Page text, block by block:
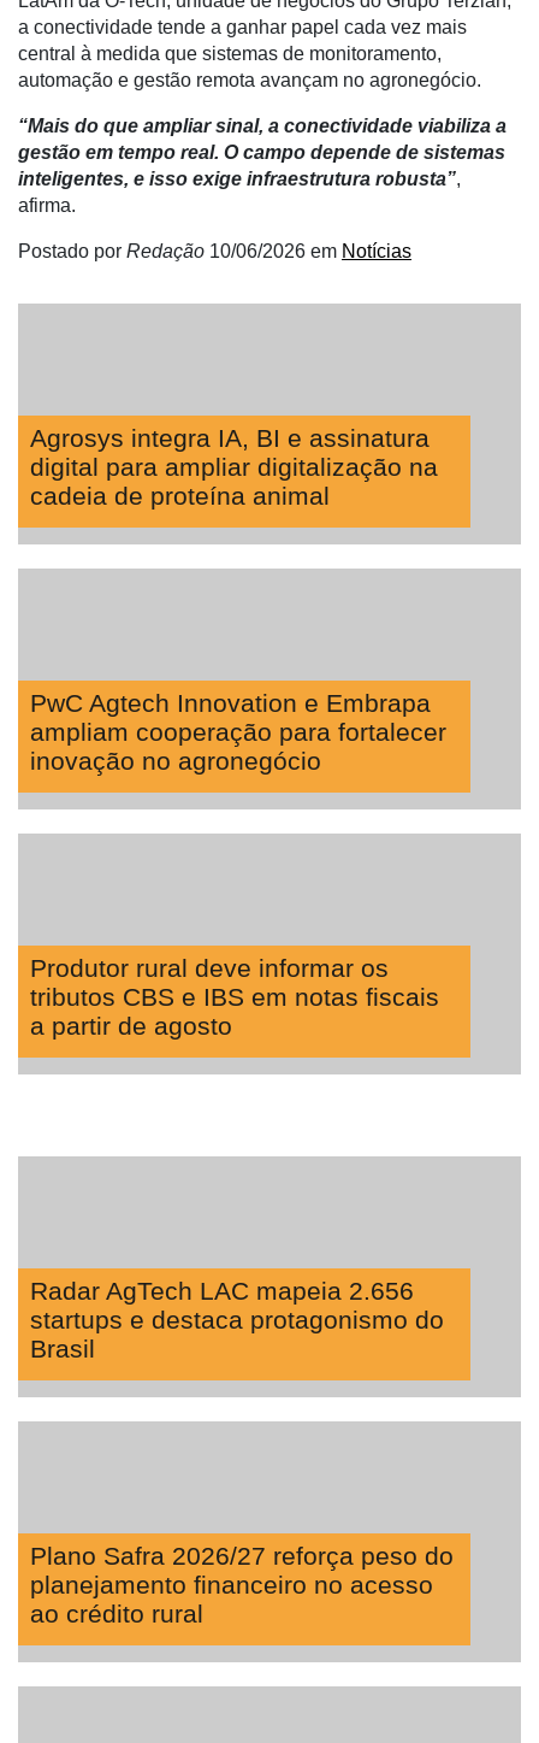
Néctar
Tecprime
Lean
Way
Consulting
Manager
a conectividade tende a ganhar papel cada vez mais
central à medida que sistemas de monitoramento,
automação e gestão remota avançam no agronegócio.
“Mais do que ampliar sinal, a conectividade viabiliza a
gestão em tempo real. O campo depende de sistemas
inteligentes, e isso exige infraestrutura robusta”,
afirma.
Postado por Redação 10/06/2026 em Notícias
Agrosys integra IA, BI e assinatura
digital para ampliar digitalização na
cadeia de proteína animal
PwC Agtech Innovation e Embrapa
ampliam cooperação para fortalecer
inovação no agronegócio
Produtor rural deve informar os
tributos CBS e IBS em notas fiscais
a partir de agosto
Radar AgTech LAC mapeia 2.656
startups e destaca protagonismo do
Brasil
Plano Safra 2026/27 reforça peso do
planejamento financeiro no acesso
ao crédito rural